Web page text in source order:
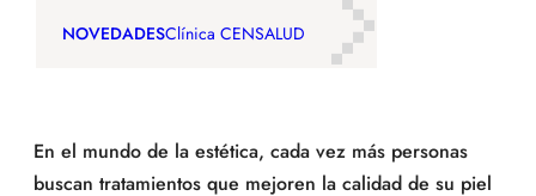
NOVEDADESClínica CENSALUD
En el mundo de la estética, cada vez más personas
buscan tratamientos que mejoren la calidad de su piel